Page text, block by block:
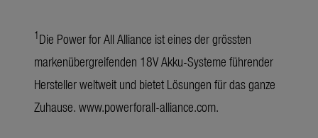
1Die Power for All Alliance ist eines der grössten
markenübergreifenden 18V Akku-Systeme führender
Hersteller weltweit und bietet Lösungen für das ganze
Zuhause. www.powerforall-alliance.com.